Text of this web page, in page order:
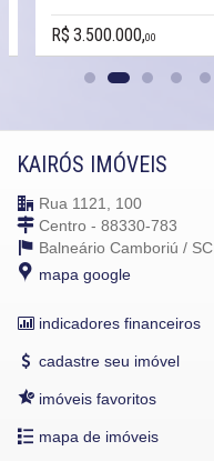
R$ 3.500.000,00
KAIRÓS IMÓVEIS
Rua 1121, 100
Centro - 88330-783
Balneário Camboriú / SC
mapa google
indicadores financeiros
cadastre seu imóvel
imóveis favoritos
mapa de imóveis